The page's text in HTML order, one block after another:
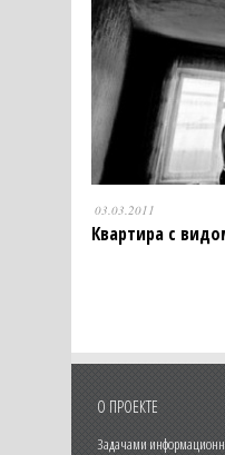
03.03.2011
Квартира с
О ПРОЕКТЕ
Задачами